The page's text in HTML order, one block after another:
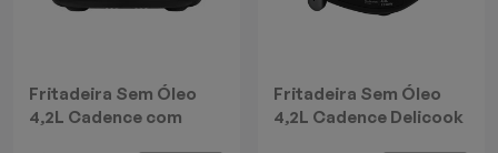
Fritadeira Sem Óleo
4,2L Cadence com
Fritadeira Sem Óleo
4,2L Cadence Delicook